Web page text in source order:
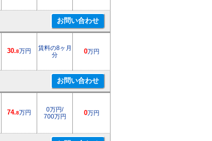
30.8万円
賃料の8ヶ月
分
0万円
74.8万円
0万円/
700万円
0万円